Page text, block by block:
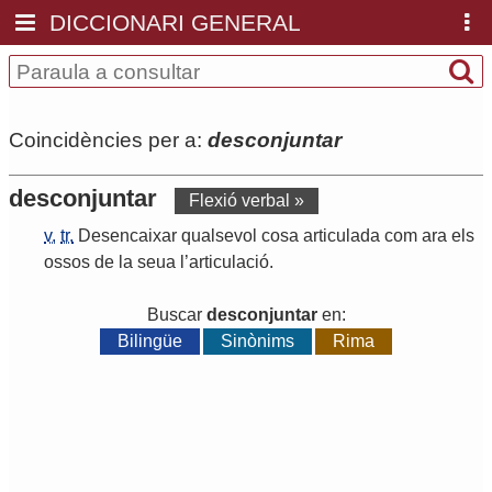
DICCIONARI GENERAL
Coincidències per a: desconjuntar
desconjuntar
Flexió verbal »
v. tr. Desencaixar qualsevol cosa articulada com ara els
ossos de la seua ’articulació.
Buscar desconjuntaren:
Bilingüe
Sinònims Rima